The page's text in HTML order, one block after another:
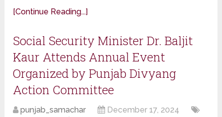
[Continue Reading...]
Social Security Minister Dr. Baljit
Kaur Attends Annual Event
Organized by Punjab Divyang
Action Committee
punjab_samachar
December 17, 2024